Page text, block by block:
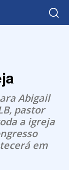
Abigail
pastor
a igreja
em